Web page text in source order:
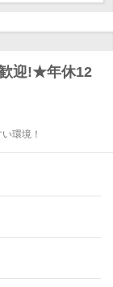
迎!★年休12
環境！